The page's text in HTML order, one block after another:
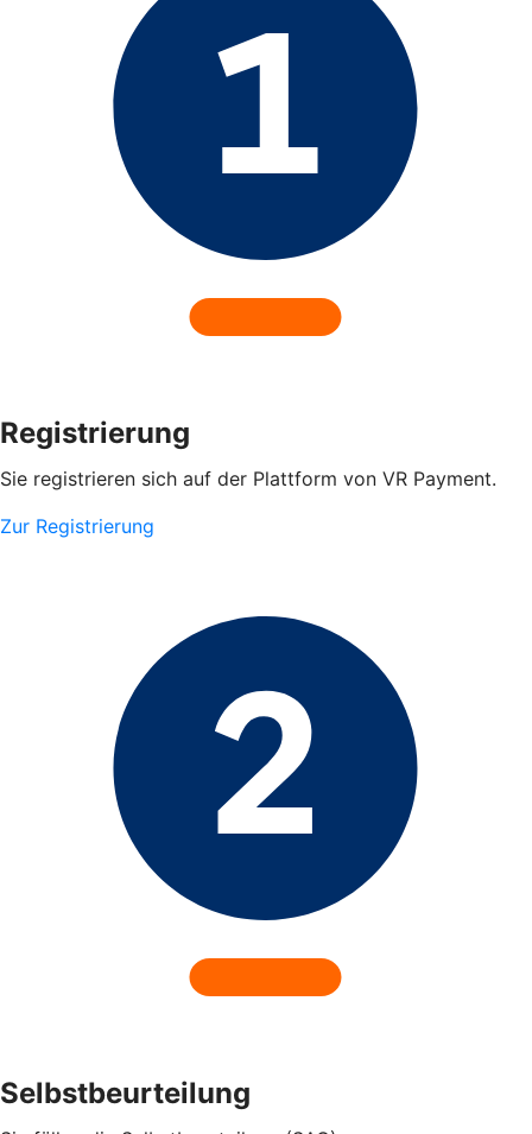
Registrierung
Sie registrieren sich auf der Plattform von VR Payment.
Zur Registrierung
Selbstbeurteilung